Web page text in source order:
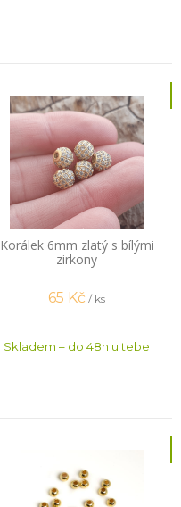
Korálek 6mm zlatý s bílými
zirkony
65 Kč / ks
Skladem – do 48h u tebe